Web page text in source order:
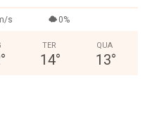
s 0%
°
TER
14°
QUA
13°